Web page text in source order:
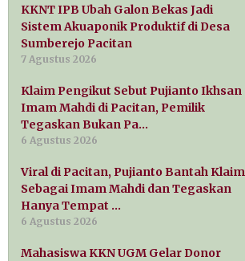
KKNT IPB Ubah Galon Bekas Jadi
Sistem Akuaponik Produktif di Desa
Sumberejo Pacitan
7 Agustus 2026
Klaim Pengikut Sebut Pujianto Ikhsan
Imam Mahdi di Pacitan, Pemilik
Tegaskan Bukan Pa…
6 Agustus 2026
Viral di Pacitan, Pujianto Bantah Klaim
Sebagai Imam Mahdi dan Tegaskan
Hanya Tempat …
6 Agustus 2026
Mahasiswa KKN UGM Gelar Donor